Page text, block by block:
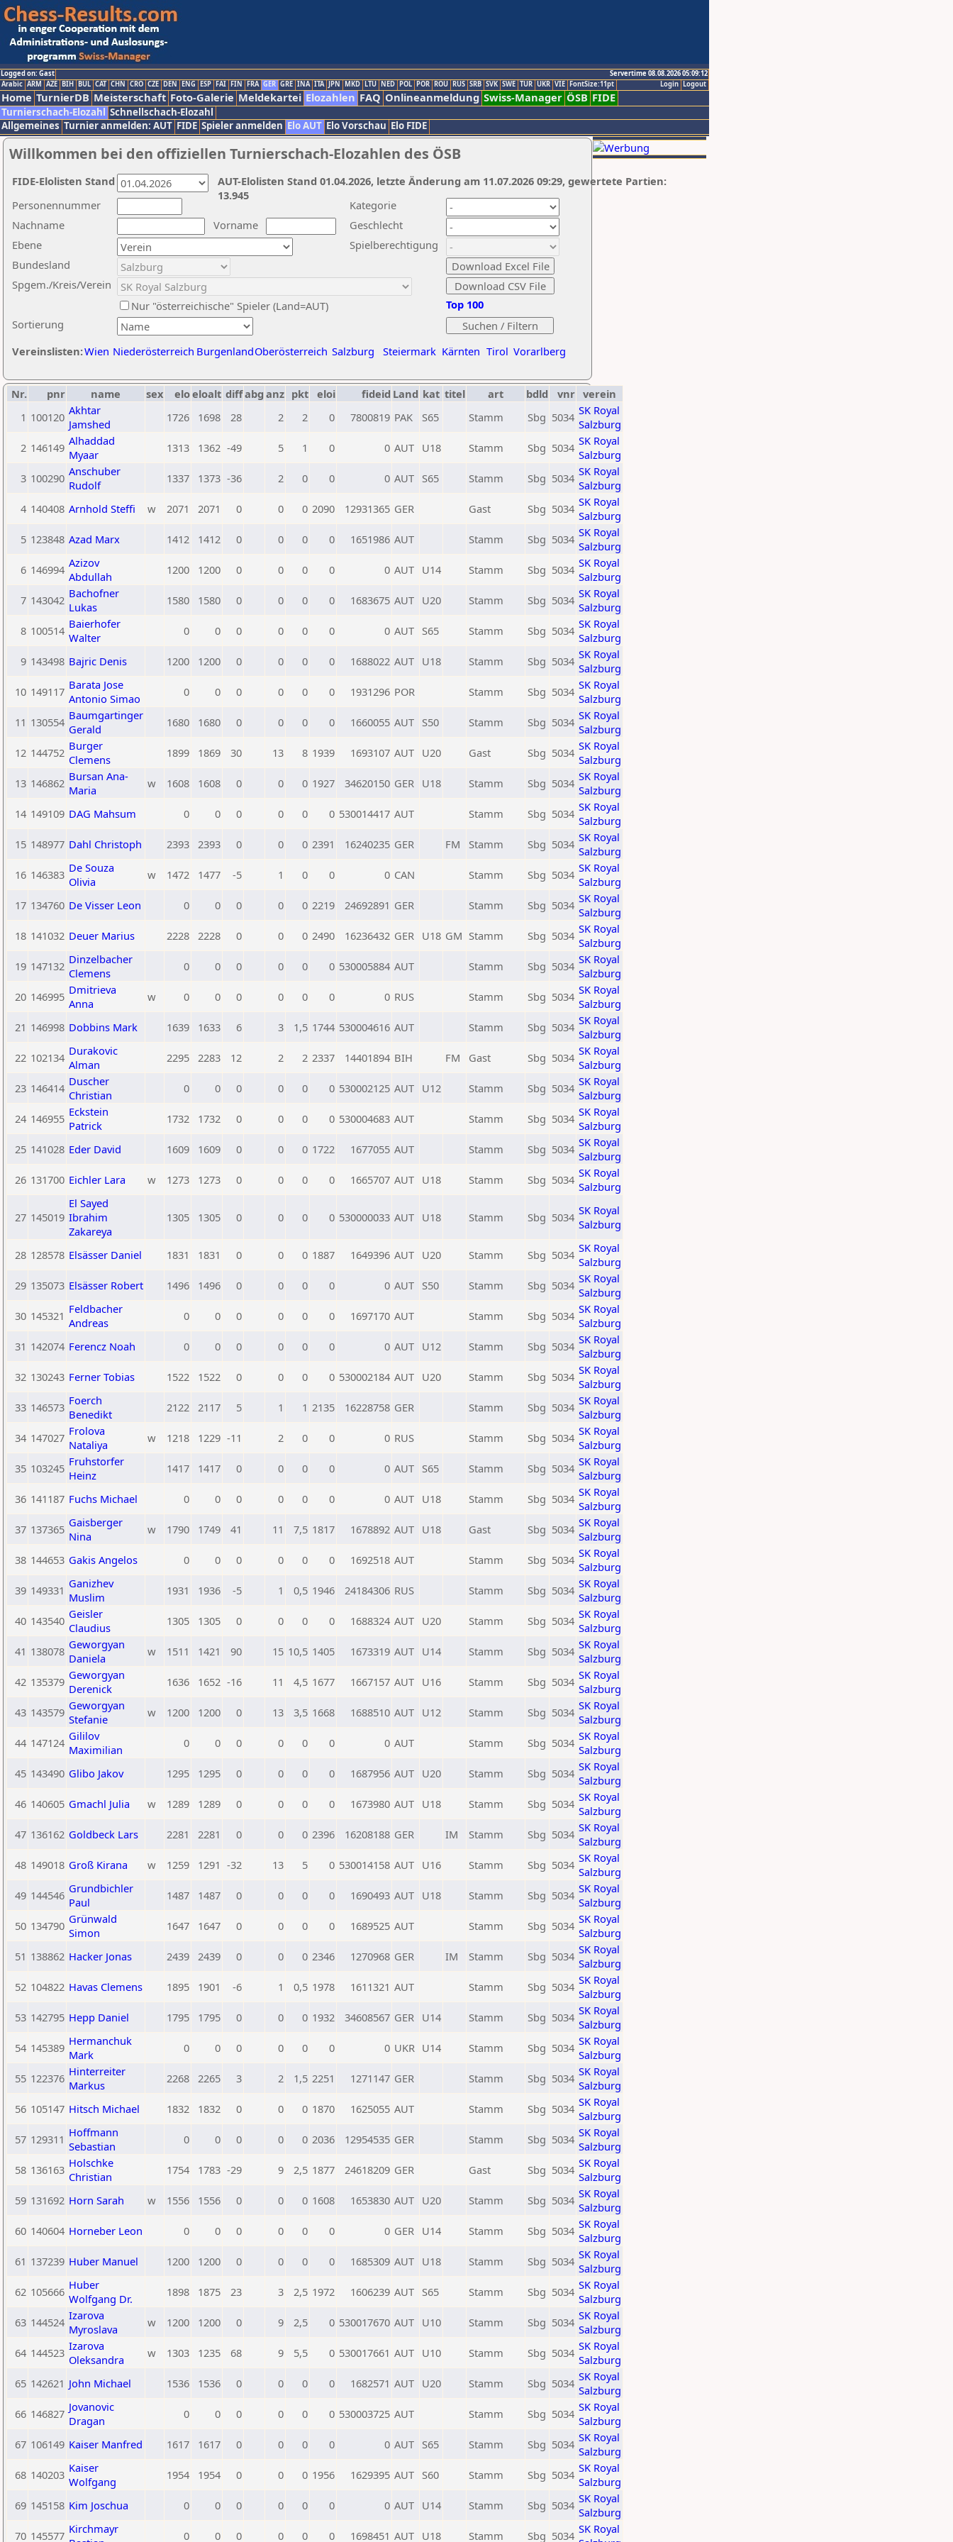
Logged on: Gast
Servertime 08.08.2026 05:09:12
Logout
Login
Arabic ARM AZE BIH BUL CAT CHN CRO CZE DEN ENG ESP FAI FIN FRA GER GRE INA ITA JPN MKD LTU NED POL POR ROU RUS SRB SVK SWE TUR UKR VIE FontSize:11pt
Home TurnierDB Meisterschaft Foto-Galerie Meldekartei Elozahlen FAQ Onlineanmeldung Swiss-Manager ÖSB FIDE
Turnierschach-Elozahl Schnellschach-Elozahl
Allgemeines Turnier anmelden: AUT FIDE Spieler anmelden Elo AUT Elo Vorschau Elo FIDE
Willkommen bei den offiziellen Turnierschach-Elozahlen des ÖSB
Nachname
Vorname
Ebene
Kategorie
Sortierung
Personennummer
Bundesland
Spgem./Kreis/Verein
Geschlecht
Nur "österreichische" Spieler (Land=AUT)
Spielberechtigung
Vereinslisten:Wien Niederösterreich BurgenlandOberösterreich Salzburg Steiermark Kärnten Tirol Vorarlberg
Top 100
AUT-Elolisten Stand 01.04.2026, letzte Änderung am 11.07.2026 09:29, gewertete Partien:
13.945
FIDE-Elolisten Stand
Nr. pnr name sex eloeloalt diffabg anz pkt eloi fideid Land kat titel art bdld vnr verein
1 100120 Akhtar
Jamshed
1726 1698 28 2 2 0 7800819 PAK S65 Stamm Sbg 5034 SK Royal
Salzburg
2 146149 Alhaddad
Myaar
1313 1362 -49 5 1 0 0 AUT U18 Stamm Sbg 5034 SK Royal
Salzburg
3 100290 Anschuber
Rudolf
1337 1373 -36 2 0 0 0 AUT S65 Stamm Sbg 5034 SK Royal
Salzburg
4 140408 Arnhold Steffi w 2071 2071 0 0 0 2090 12931365 GER Gast Sbg 5034 SK Royal
Salzburg
5 123848 Azad Marx 1412 1412 0 0 0 0 1651986 AUT Stamm Sbg 5034 SK Royal
Salzburg
6 146994 Azizov
Abdullah
1200 1200 0 0 0 0 0 AUT U14 Stamm Sbg 5034 SK Royal
Salzburg
7 143042 Bachofner
Lukas
1580 1580 0 0 0 0 1683675 AUT U20 Stamm Sbg 5034 SK Royal
Salzburg
8 100514 Baierhofer
Walter
0 0 0 0 0 0 0 AUT S65 Stamm Sbg 5034 SK Royal
Salzburg
9 143498 Bajric Denis 1200 1200 0 0 0 0 1688022 AUT U18 Stamm Sbg 5034 SK Royal
Salzburg
10 149117 Barata Jose
Antonio Simao
0 0 0 0 0 0 1931296 POR Stamm Sbg 5034 SK Royal
Salzburg
11 130554 Baumgartinger
Gerald
1680 1680 0 0 0 0 1660055 AUT S50 Stamm Sbg 5034 SK Royal
Salzburg
12 144752 Burger
Clemens
1899 1869 30 13 8 1939 1693107 AUT U20 Gast Sbg 5034 SK Royal
Salzburg
13 146862 Bursan Ana-
Maria
w 1608 1608 0 0 0 1927 34620150 GER U18 Stamm Sbg 5034 SK Royal
Salzburg
14 149109 DAG Mahsum 0 0 0 0 0 0 530014417 AUT Stamm Sbg 5034 SK Royal
Salzburg
15 148977 Dahl Christoph 2393 2393 0 0 0 2391 16240235 GER FM Stamm Sbg 5034 SK Royal
Salzburg
16 146383 De Souza
Olivia
w 1472 1477 -5 1 0 0 0 CAN Stamm Sbg 5034 SK Royal
Salzburg
17 134760 De Visser Leon 0 0 0 0 0 2219 24692891 GER Stamm Sbg 5034 SK Royal
Salzburg
18 141032 Deuer Marius 2228 2228 0 0 0 2490 16236432 GER U18 GM Stamm Sbg 5034 SK Royal
Salzburg
19 147132 Dinzelbacher
Clemens
0 0 0 0 0 0 530005884 AUT Stamm Sbg 5034 SK Royal
Salzburg
20 146995 Dmitrieva
Anna
w 0 0 0 0 0 0 0 RUS Stamm Sbg 5034 SK Royal
Salzburg
21 146998 Dobbins Mark 1639 1633 6 3 1,5 1744 530004616 AUT Stamm Sbg 5034 SK Royal
Salzburg
22 102134 Durakovic
Alman
2295 2283 12 2 2 2337 14401894 BIH FM Gast Sbg 5034 SK Royal
Salzburg
23 146414 Duscher
Christian
0 0 0 0 0 0 530002125 AUT U12 Stamm Sbg 5034 SK Royal
Salzburg
24 146955 Eckstein
Patrick
1732 1732 0 0 0 0 530004683 AUT Stamm Sbg 5034 SK Royal
Salzburg
25 141028 Eder David 1609 1609 0 0 0 1722 1677055 AUT Stamm Sbg 5034 SK Royal
Salzburg
26 131700 Eichler Lara w 1273 1273 0 0 0 0 1665707 AUT U18 Stamm Sbg 5034 SK Royal
Salzburg
27 145019
El Sayed
Ibrahim
Zakareya
1305 1305 0 0 0 0 530000033 AUT U18 Stamm Sbg 5034 SK Royal
Salzburg
28 128578 Elsässer Daniel 1831 1831 0 0 0 1887 1649396 AUT U20 Stamm Sbg 5034 SK Royal
Salzburg
29 135073 Elsässer Robert 1496 1496 0 0 0 0 0 AUT S50 Stamm Sbg 5034 SK Royal
Salzburg
30 145321 Feldbacher
Andreas
0 0 0 0 0 0 1697170 AUT Stamm Sbg 5034 SK Royal
Salzburg
31 142074 Ferencz Noah 0 0 0 0 0 0 0 AUT U12 Stamm Sbg 5034 SK Royal
Salzburg
32 130243 Ferner Tobias 1522 1522 0 0 0 0 530002184 AUT U20 Stamm Sbg 5034 SK Royal
Salzburg
33 146573 Foerch
Benedikt
2122 2117 5 1 1 2135 16228758 GER Stamm Sbg 5034 SK Royal
Salzburg
34 147027 Frolova
Nataliya
w 1218 1229 -11 2 0 0 0 RUS Stamm Sbg 5034 SK Royal
Salzburg
35 103245 Fruhstorfer
Heinz
1417 1417 0 0 0 0 0 AUT S65 Stamm Sbg 5034 SK Royal
Salzburg
36 141187 Fuchs Michael 0 0 0 0 0 0 0 AUT U18 Stamm Sbg 5034 SK Royal
Salzburg
37 137365 Gaisberger
Nina
w 1790 1749 41 11 7,5 1817 1678892 AUT U18 Gast Sbg 5034 SK Royal
Salzburg
38 144653 Gakis Angelos 0 0 0 0 0 0 1692518 AUT Stamm Sbg 5034 SK Royal
Salzburg
39 149331 Ganizhev
Muslim
1931 1936 -5 1 0,5 1946 24184306 RUS Stamm Sbg 5034 SK Royal
Salzburg
40 143540 Geisler
Claudius
1305 1305 0 0 0 0 1688324 AUT U20 Stamm Sbg 5034 SK Royal
Salzburg
41 138078 Geworgyan
Daniela
w 1511 1421 90 15 10,5 1405 1673319 AUT U14 Stamm Sbg 5034 SK Royal
Salzburg
42 135379 Geworgyan
Derenick
1636 1652 -16 11 4,5 1677 1667157 AUT U16 Stamm Sbg 5034 SK Royal
Salzburg
43 143579 Geworgyan
Stefanie
w 1200 1200 0 13 3,5 1668 1688510 AUT U12 Stamm Sbg 5034 SK Royal
Salzburg
44 147124 Gililov
Maximilian
0 0 0 0 0 0 0 AUT Stamm Sbg 5034 SK Royal
Salzburg
45 143490 Glibo Jakov 1295 1295 0 0 0 0 1687956 AUT U20 Stamm Sbg 5034 SK Royal
Salzburg
46 140605 Gmachl Julia w 1289 1289 0 0 0 0 1673980 AUT U18 Stamm Sbg 5034 SK Royal
Salzburg
47 136162 Goldbeck Lars 2281 2281 0 0 0 2396 16208188 GER IM Stamm Sbg 5034 SK Royal
Salzburg
48 149018 Groß Kirana w 1259 1291 -32 13 5 0 530014158 AUT U16 Stamm Sbg 5034 SK Royal
Salzburg
49 144546 Grundbichler
Paul
1487 1487 0 0 0 0 1690493 AUT U18 Stamm Sbg 5034 SK Royal
Salzburg
50 134790 Grünwald
Simon
1647 1647 0 0 0 0 1689525 AUT Stamm Sbg 5034 SK Royal
Salzburg
51 138862 Hacker Jonas 2439 2439 0 0 0 2346 1270968 GER IM Stamm Sbg 5034 SK Royal
Salzburg
52 104822 Havas Clemens 1895 1901 -6 1 0,5 1978 1611321 AUT Stamm Sbg 5034 SK Royal
Salzburg
53 142795 Hepp Daniel 1795 1795 0 0 0 1932 34608567 GER U14 Stamm Sbg 5034 SK Royal
Salzburg
54 145389 Hermanchuk
Mark
0 0 0 0 0 0 0 UKR U14 Stamm Sbg 5034 SK Royal
Salzburg
55 122376 Hinterreiter
Markus
2268 2265 3 2 1,5 2251 1271147 GER Stamm Sbg 5034 SK Royal
Salzburg
56 105147 Hitsch Michael 1832 1832 0 0 0 1870 1625055 AUT Stamm Sbg 5034 SK Royal
Salzburg
57 129311 Hoffmann
Sebastian
0 0 0 0 0 2036 12954535 GER Stamm Sbg 5034 SK Royal
Salzburg
58 136163 Holschke
Christian
1754 1783 -29 9 2,5 1877 24618209 GER Gast Sbg 5034 SK Royal
Salzburg
59 131692 Horn Sarah w 1556 1556 0 0 0 1608 1653830 AUT U20 Stamm Sbg 5034 SK Royal
Salzburg
60 140604 Horneber Leon 0 0 0 0 0 0 0 GER U14 Stamm Sbg 5034 SK Royal
Salzburg
61 137239 Huber Manuel 1200 1200 0 0 0 0 1685309 AUT U18 Stamm Sbg 5034 SK Royal
Salzburg
62 105666 Huber
Wolfgang Dr.
1898 1875 23 3 2,5 1972 1606239 AUT S65 Stamm Sbg 5034 SK Royal
Salzburg
63 144524 Izarova
Myroslava
w 1200 1200 0 9 2,5 0 530017670 AUT U10 Stamm Sbg 5034 SK Royal
Salzburg
64 144523 Izarova
Oleksandra
w 1303 1235 68 9 5,5 0 530017661 AUT U10 Stamm Sbg 5034 SK Royal
Salzburg
65 142621 John Michael 1536 1536 0 0 0 0 1682571 AUT U20 Stamm Sbg 5034 SK Royal
Salzburg
66 146827 Jovanovic
Dragan
0 0 0 0 0 0 530003725 AUT Stamm Sbg 5034 SK Royal
Salzburg
67 106149 Kaiser Manfred 1617 1617 0 0 0 0 0 AUT S65 Stamm Sbg 5034 SK Royal
Salzburg
68 140203 Kaiser
Wolfgang
1954 1954 0 0 0 1956 1629395 AUT S60 Stamm Sbg 5034 SK Royal
Salzburg
69 145158 Kim Joschua 0 0 0 0 0 0 0 AUT U14 Stamm Sbg 5034 SK Royal
Salzburg
70 145577 Kirchmayr
0 0 0 0 0 0 1698451 AUT U18 Stamm Sbg 5034 SK Royal